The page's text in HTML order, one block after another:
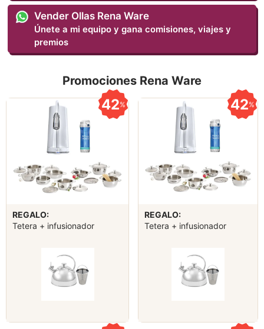
Vender Ollas Rena Ware
Únete a mi equipo y gana comisiones, viajes y
premios
Promociones Rena Ware
42%
REGALO:
Tetera + infusionador
42%
REGALO:
Tetera + infusionador